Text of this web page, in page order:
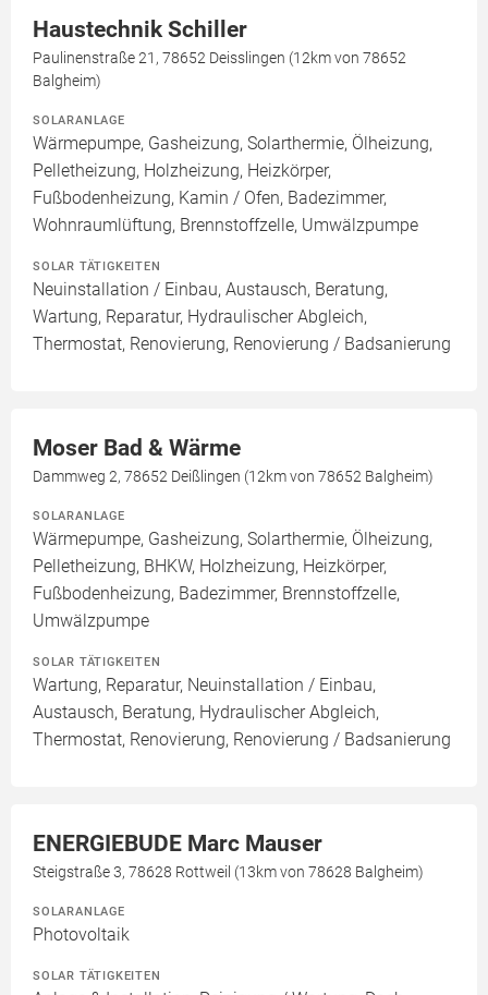
Haustechnik Schiller
Paulinenstraße 21, 78652 Deisslingen (12km von 78652
Balgheim)
SOLARANLAGE
Wärmepumpe, Gasheizung, Solarthermie, Ölheizung,
Pelletheizung, Holzheizung, Heizkörper,
Fußbodenheizung, Kamin / Ofen, Badezimmer,
Wohnraumlüftung, Brennstoffzelle, Umwälzpumpe
SOLAR TÄTIGKEITEN
Neuinstallation / Einbau, Austausch, Beratung,
Wartung, Reparatur, Hydraulischer Abgleich,
Thermostat, Renovierung, Renovierung / Badsanierung
Moser Bad & Wärme
Dammweg 2, 78652 Deißlingen (12km von 78652 Balgheim)
SOLARANLAGE
Wärmepumpe, Gasheizung, Solarthermie, Ölheizung,
Pelletheizung, BHKW, Holzheizung, Heizkörper,
Fußbodenheizung, Badezimmer, Brennstoffzelle,
Umwälzpumpe
SOLAR TÄTIGKEITEN
Wartung, Reparatur, Neuinstallation / Einbau,
Austausch, Beratung, Hydraulischer Abgleich,
Thermostat, Renovierung, Renovierung / Badsanierung
ENERGIEBUDE Marc Mauser
Steigstraße 3, 78628 Rottweil (13km von 78628 Balgheim)
SOLARANLAGE
Photovoltaik
SOLAR TÄTIGKEITEN